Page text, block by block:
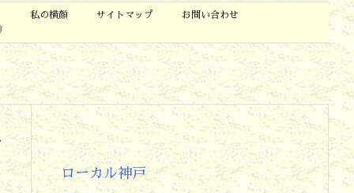
私の横顔 サイトマップ お問い合わせ
ローカル神戸